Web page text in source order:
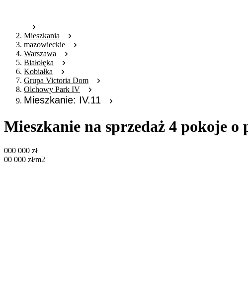
Mieszkania
mazowieckie
Warszawa
Białołęka
Kobiałka
Grupa Victoria Dom
Olchowy Park IV
Mieszkanie: IV.11
Mieszkanie na sprzedaż 4 pokoje o
000 000 zł
00 000 zł/m2